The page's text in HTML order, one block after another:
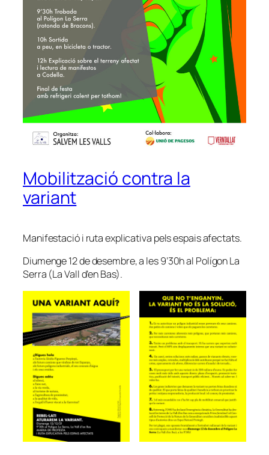
Mobilització contra la
variant
Manifestació i ruta explicativa pels espais afectats.
Diumenge 12 de desembre, a les 9’30h al Polígon La
Serra (La Vall d’en Bas).